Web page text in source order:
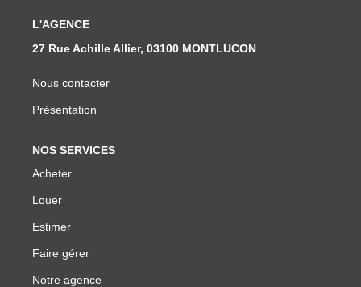
L'AGENCE
27 Rue Achille Allier, 03100 MONTLUCON
Nous contacter
Présentation
NOS SERVICES
Acheter
Louer
Estimer
Faire gérer
Notre agence